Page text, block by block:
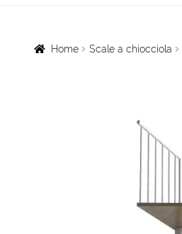
Home Scale a chiocciola